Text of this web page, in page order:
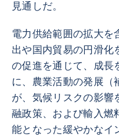
見通しだ。
電力供給範囲の拡大を
出や国内貿易の円滑化
の促進を通じて、成長
に、農業活動の発展（
が、気候リスクの影響
融政策、および輸入燃
能となった緩やかなイ